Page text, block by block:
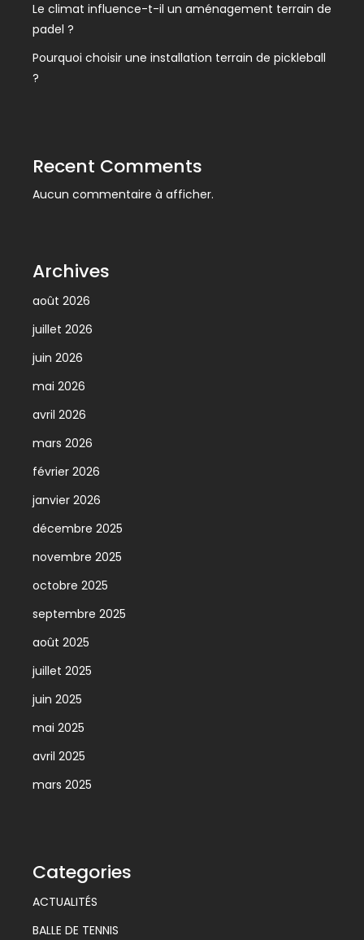
Le climat influence-t-il un aménagement terrain de
padel ?
Pourquoi choisir une installation terrain de pickleball
?
Recent Comments
Aucun commentaire à afficher.
Archives
août 2026
juillet 2026
juin 2026
mai 2026
avril 2026
mars 2026
février 2026
janvier 2026
décembre 2025
novembre 2025
octobre 2025
septembre 2025
août 2025
juillet 2025
juin 2025
mai 2025
avril 2025
mars 2025
Categories
ACTUALITÉS
BALLE DE TENNIS